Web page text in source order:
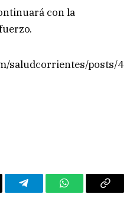
con la
saludcorrientes/posts/4
TelegramWhatsAppCopy